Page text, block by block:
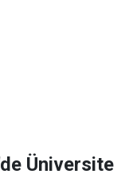
Üniversite